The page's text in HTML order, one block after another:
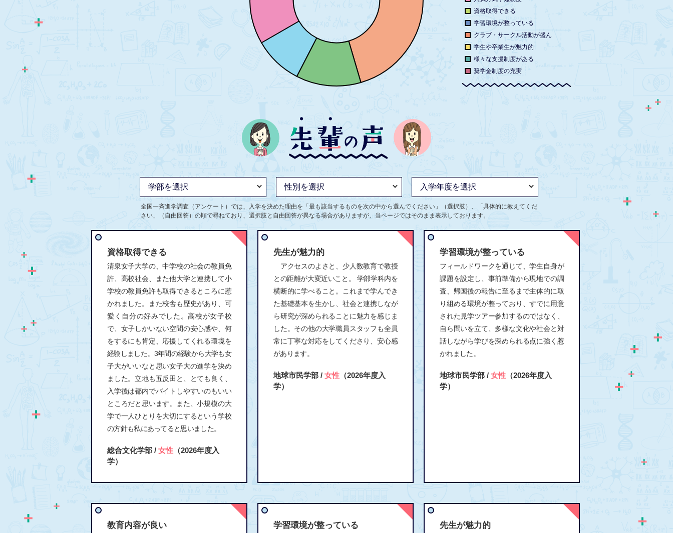
資格取得できる
学習環境が整っている
クラブ・サークル活動が盛ん
学生や卒業生が魅力的
様々な支援制度がある
奨学金制度の充実
全国一斉進学調査（アンケート）では、入学を決めた理由を「最も該当するものを次の中から選んでください」（選択肢）、「具体的に教えてくだ
さい」（自由回答）の順で尋ねており、選択肢と自由回答が異なる場合がありますが、当ページではそのまま表示しております。
資格取得できる
清泉女子大学の、中学校の社会の教員免
許、高校社会、また他大学と連携して小
学校の教員免許も取得できるところに惹
かれました。また校舎も歴史があり、可
愛く自分の好みでした。高校が女子校
で、女子しかいない空間の安心感や、何
をするにも肯定、応援してくれる環境を
経験しました。3年間の経験から大学も女
子大がいいなと思い女子大の進学を決め
ました。立地も五反田と、とても良く、
入学後は都内でバイトしやすいのもいい
ところだと思います。また、小規模の大
学で一人ひとりを大切にするという学校
の方針も私にあってると思いました。
総合文化学部 / 女性 （2026年度入
学）
先生が魅力的
アクセスのよさと、少人数教育で教授
との距離が大変近いこと。 学部学科内を
横断的に学べること。これまで学んでき
た基礎基本を生かし、社会と連携しなが
ら研究が深められることに魅力を感じま
した。その他の大学職員スタッフも全員
常に丁寧な対応をしてくださり、安心感
があります。
地球市民学部 / 女性 （2026年度入
学）
学習環境が整っている
フィールドワークを通じて、学生自身が
課題を設定し、事前準備から現地での調
査、帰国後の報告に至るまで主体的に取
り組める環境が整っており、すでに用意
された見学ツアー参加するのではなく、
自ら問いを立て、多様な文化や社会と対
話しながら学びを深められる点に強く惹
かれました。
地球市民学部 / 女性 （2026年度入
学）
教育内容が良い 学習環境が整っている 先生が魅力的